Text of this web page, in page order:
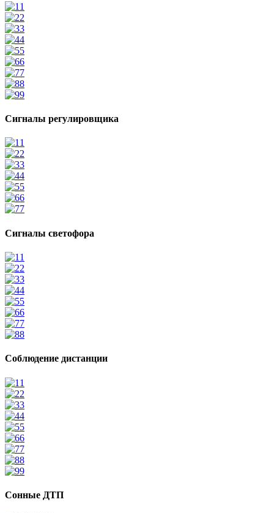
1
2
3
4
5
6
7
8
9
Сигналы регулировщика
1
2
3
4
5
6
7
Сигналы светофора
1
2
3
4
5
6
7
8
Соблюдение дистанции
1
2
3
4
5
6
7
8
9
Сонные ДТП